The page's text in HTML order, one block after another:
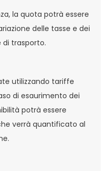
la quota potrà essere
delle tasse e dei
di trasporto.
utilizzando tariffe
di esaurimento dei
potrà essere
verrà quantificato al